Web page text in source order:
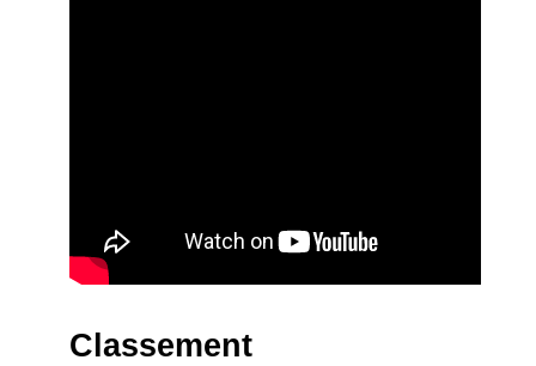
Classement